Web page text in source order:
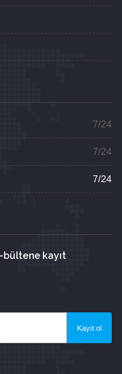
7/24
7/24
7/24
bültene kayıt
Kayıt ol